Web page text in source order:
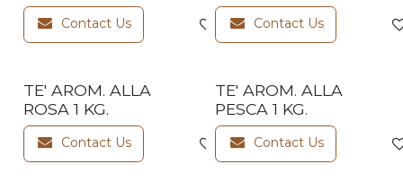
Contact Us Add to wishlist
Contact Us
TE' AROM. ALLA
ROSA 1 KG.
Contact Us Add to wishlist
TE' AROM. ALLA
PESCA 1 KG.
Contact Us